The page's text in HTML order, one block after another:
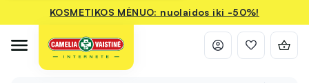
KOSMETIKOS MĖNUO: nuolaidos iki -50%!